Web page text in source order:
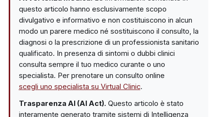
questo articolo hanno esclusivamente scopo
divulgativo e informativo e non costituiscono in alcun
modo un parere medico né sostituiscono il consulto, la
diagnosi o la prescrizione di un professionista sanitario
qualificato. In presenza di sintomi o dubbi clinici
consulta sempre il tuo medico curante o uno
specialista. Per prenotare un consulto online
scegli uno specialista su Virtual Clinic.
Trasparenza AI (AI Act). Questo articolo è stato
interamente generato tramite sistemi di Intelligenza